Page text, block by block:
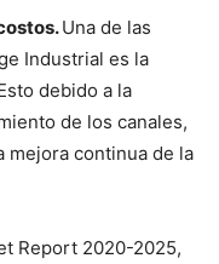
Una de las
Industrial es la
debido a la
de los canales,
mejora continua de la
Report 2020-2025,